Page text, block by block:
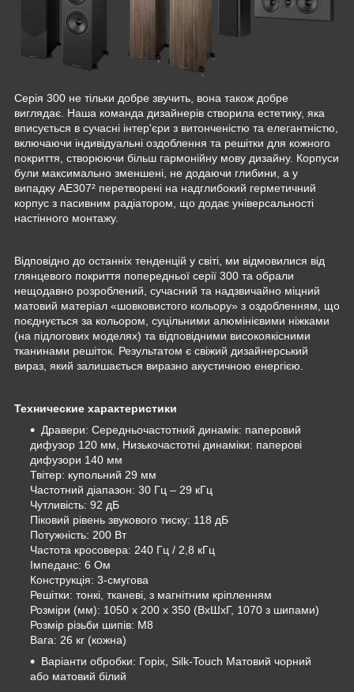
Серія 300 не тільки добре звучить, вона також добре
виглядає. Наша команда дизайнерів створила естетику, яка
вписується в сучасні інтер'єри з витонченістю та елегантністю,
включаючи індивідуальні оздоблення та решітки для кожного
покриття, створюючи більш гармонійну мову дизайну. Корпуси
були максимально зменшені, не додаючи глибини, а у
випадку AE307² перетворені на надглибокий герметичний
корпус з пасивним радіатором, що додає універсальності
настінного монтажу.
Відповідно до останніх тенденцій у світі, ми відмовилися від
глянцевого покриття попередньої серії 300 та обрали
нещодавно розроблений, сучасний та надзвичайно міцний
матовий матеріал «шовковистого кольору» з оздобленням, що
поєднується за кольором, суцільними алюмінієвими ніжками
(на підлогових моделях) та відповідними високоякісними
тканинами решіток. Результатом є свіжий дизайнерський
вираз, який залишається виразно акустичною енергією.
Технические характеристики
Дравери: Середньочастотний динамік: паперовий
дифузор 120 мм, Низькочастотні динаміки: паперові
дифузори 140 мм
Твітер: купольний 29 мм
Частотний діапазон: 30 Гц – 29 кГц
Чутливість: 92 дБ
Піковий рівень звукового тиску: 118 дБ
Потужність: 200 Вт
Частота кросовера: 240 Гц / 2,8 кГц
Імпеданс: 6 Ом
Конструкція: 3-смугова
Решітки: тонкі, тканеві, з магнітним кріпленням
Розміри (мм): 1050 x 200 x 350 (ВxШxГ, 1070 з шипами)
Розмір різьби шипів: M8
Вага: 26 кг (кожна)
Варіанти обробки: Горіх, Silk-Touch Матовий чорний
або матовий білий